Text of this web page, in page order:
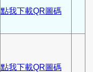
點我下載QR圖碼
點我下載QR圖碼